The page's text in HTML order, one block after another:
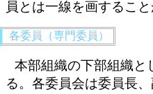
員とは一線を画するこ
各委員（専門委員）
本部組織の下部組織と
る。各委員会は委員長